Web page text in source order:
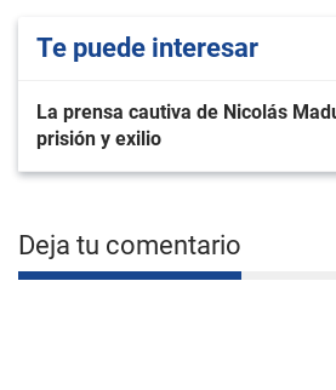
Te puede interesar
La prensa cautiva de Nicolás
prisión y exilio
Deja tu comentario